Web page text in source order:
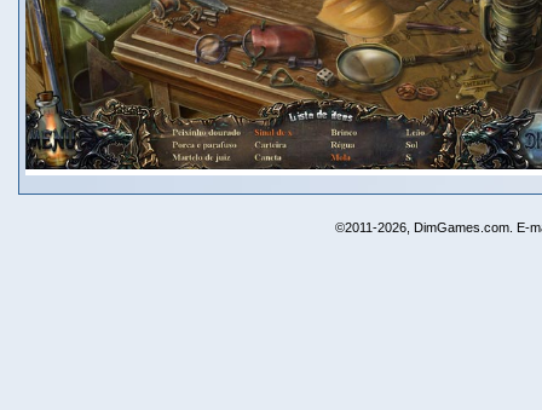
©2011-2026, DimGames.com. E-